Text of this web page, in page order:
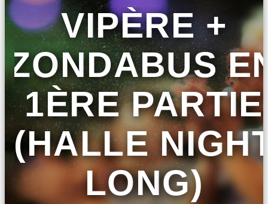
VIPÈRE +
ZONDABUS
1ÈRE PARTIE
(HALLE
LONG)